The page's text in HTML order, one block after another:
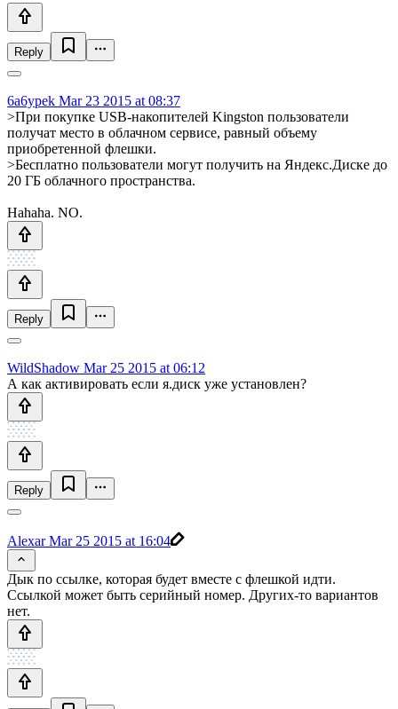
Reply
6a6ypek Mar 23 2015 at 08:37
>При покупке USB-накопителей Kingston пользователи
получат место в облачном сервисе, равный объему
приобретенной флешки.
>Бесплатно пользователи могут получить на Яндекс.Диске до
20 ГБ облачного пространства.
Hahaha. NO.
Reply
WildShadow Mar 25 2015 at 06:12
А как активировать если я.диск уже установлен?
Reply
AlexarMar 25 2015 at 16:04
Дык по ссылке, которая будет вместе с флешкой идти.
Ссылкой может быть серийный номер. Других-то вариантов
нет.